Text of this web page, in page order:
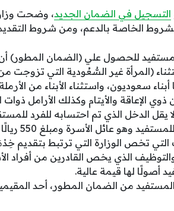
التسجيل في الضمان الجديد، وضحت
الخاصة بالدعم، ومن شروط
للحصول علي (الضمان المطور)
(المرأة غير السُّعُودية التي تزوجت
أبناء سعوديون، واستثناء الأبناء من
ذوي الإعاقة والأيتام وكذلك الأرامل
يقل الدخل الذي تم احتسابه للفرد
التي تخص الوزارة التي ترتبط بتقديم
الذي يخص القادرين من أفراد
أصولًا لها قيمة عالية.
من الضمان المطور، أحد المقيمين